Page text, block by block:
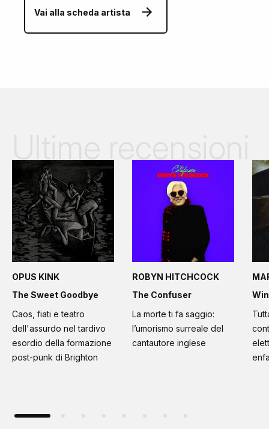
Vai alla scheda artista
OPUS KINK
The Sweet Goodbye
Caos, fiati e teatro
dell'assurdo nel tardivo
esordio della formazione
post-punk di Brighton
ROBYN HITCHCOCK
The Confuser
La morte ti fa saggio:
l’umorismo surreale del
cantautore inglese